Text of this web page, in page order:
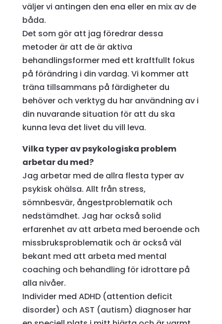
väljer vi antingen den ena eller en mix av de
båda.
Det som gör att jag föredrar dessa
metoder är att de är aktiva
behandlingsformer med ett kraftfullt fokus
på förändring i din vardag. Vi kommer att
träna tillsammans på färdigheter du
behöver och verktyg du har användning av i
din nuvarande situation för att du ska
kunna leva det livet du vill leva.
Vilka typer av psykologiska problem
arbetar du med?
Jag arbetar med de allra flesta typer av
psykisk ohälsa. Allt från stress,
sömnbesvär, ångestproblematik och
nedstämdhet. Jag har också solid
erfarenhet av att arbeta med beroende och
missbruksproblematik och är också väl
bekant med att arbeta med mental
coaching och behandling för idrottare på
alla nivåer.
Individer med ADHD (attention deficit
disorder) och AST (autism) diagnoser har